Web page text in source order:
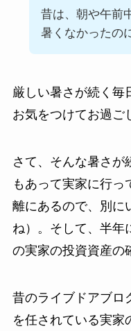
昔は、朝や午前
暑くなかったの
厳しい暑さが続く毎
お気をつけてお過ご
さて、そんな暑さが
もあって実家に行っ
離にあるので、別に
ね）。そして、半年
の実家の投資資産の
昔のライブドアブロ
を任されている実家